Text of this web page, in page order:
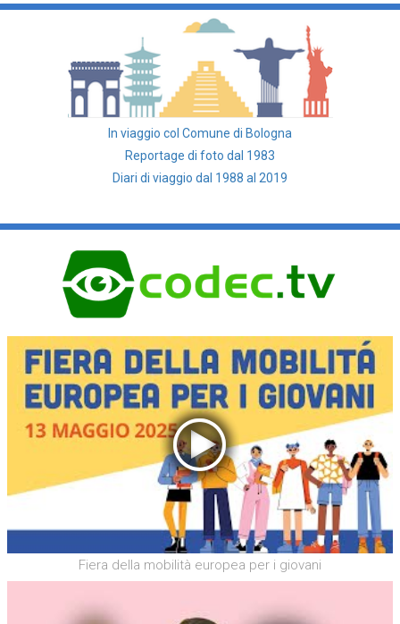
In viaggio col Comune di Bologna
Reportage di foto dal 1983
Diari di viaggio dal 1988 al 2019
Fiera della mobilità europea per i giovani